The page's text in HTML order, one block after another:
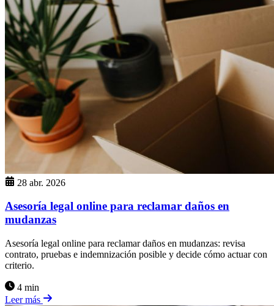
28 abr. 2026
Asesoría legal online para reclamar daños en
mudanzas
Asesoría legal online para reclamar daños en mudanzas: revisa
contrato, pruebas e indemnización posible y decide cómo actuar con
criterio.
4 min
Leer más